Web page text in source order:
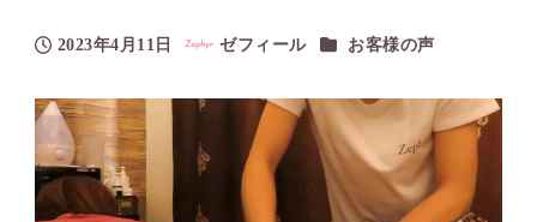
2023年4月11日
者
ゼフィール カテゴリー
お客様の声